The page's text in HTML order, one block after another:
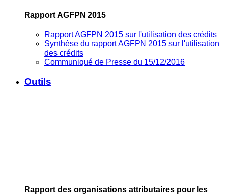
Rapport AGFPN 2015
Rapport AGFPN 2015 sur l'utilisation des crédits
Synthèse du rapport AGFPN 2015 sur l'utilisation
des crédits
Communiqué de Presse du 15/12/2016
Outils
Rapport des organisations attributaires pour les